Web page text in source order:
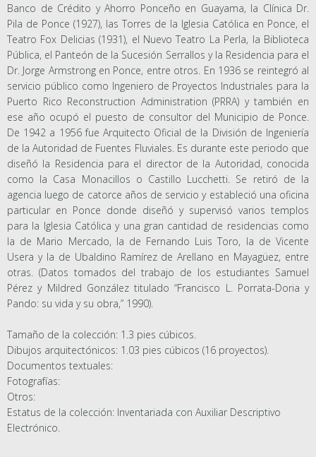
Banco de Crédito y Ahorro Ponceño en Guayama, la Clínica Dr.
Pila de Ponce (1927), las Torres de la Iglesia Católica en Ponce, el
Teatro Fox Delicias (1931), el Nuevo Teatro La Perla, la Biblioteca
Pública, el Panteón de la Sucesión Serrallos y la Residencia para el
Dr. Jorge Armstrong en Ponce, entre otros. En 1936 se reintegró al
servicio público como Ingeniero de Proyectos Industriales para la
Puerto Rico Reconstruction Administration (PRRA) y también en
ese año ocupó el puesto de consultor del Municipio de Ponce.
De 1942 a 1956 fue Arquitecto Oficial de la División de Ingeniería
de la Autoridad de Fuentes Fluviales. Es durante este periodo que
diseñó la Residencia para el director de la Autoridad, conocida
como la Casa Monacillos o Castillo Lucchetti. Se retiró de la
agencia luego de catorce años de servicio y estableció una oficina
particular en Ponce donde diseñó y supervisó varios templos
para la Iglesia Católica y una gran cantidad de residencias como
la de Mario Mercado, la de Fernando Luis Toro, la de Vicente
Usera y la de Ubaldino Ramírez de Arellano en Mayagüez, entre
otras. (Datos tomados del trabajo de los estudiantes Samuel
Pérez y Mildred González titulado “Francisco L. Porrata-Doria y
Pando: su vida y su obra,” 1990).
Tamaño de la colección: 1.3 pies cúbicos.
Dibujos arquitectónicos: 1.03 pies cúbicos (16 proyectos).
Documentos textuales:
Fotografías:
Otros:
Estatus de la colección: Inventariada con Auxiliar Descriptivo
Electrónico.